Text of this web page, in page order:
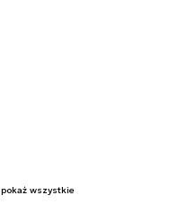
pokaż wszystkie